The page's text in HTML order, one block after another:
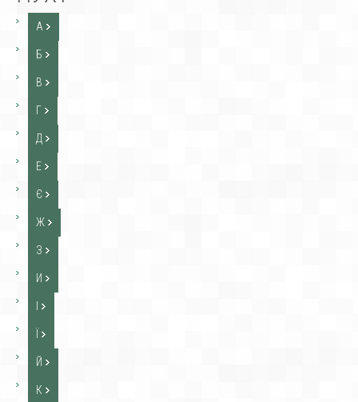
А
Б
В
Г
Д
Е
Є
Ж
З
И
Й
К